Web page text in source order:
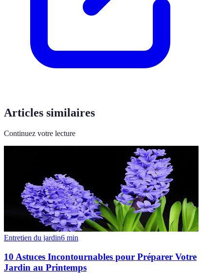
Articles similaires
Continuez votre lecture
Entretien du jardin6 min
10 Astuces Incontournables pour Préparer Votre
Jardin au Printemps